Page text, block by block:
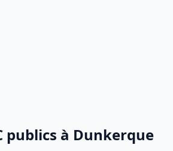
publics à Dunkerque